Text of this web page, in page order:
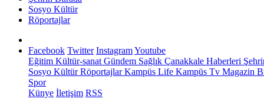
Sosyo Kültür
Röportajlar
Facebook Twitter InstagramYoutube
Eğitim Kültür-sanat Gündem Sağlık Çanakkale Haberleri
Sosyo KültürRöportajlarKampüs Life Kampüs Tv Magazin
Spor
Künye İletişim RSS